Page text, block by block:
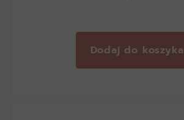
Dodaj do koszyka